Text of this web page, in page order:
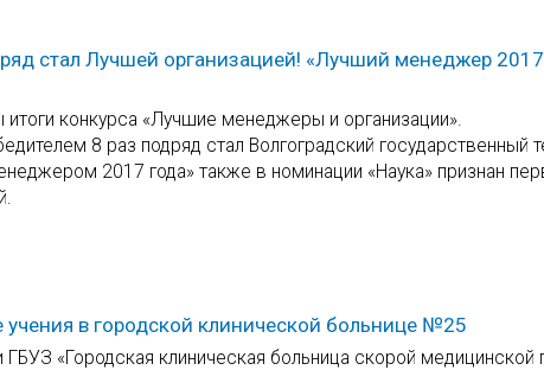
стал Лучшей организацией! «Лучший менеджер
конкурса «Лучшие менеджеры и организации».
8 раз подряд стал Волгоградский государственный
2017 года» также в номинации «Наука» признан
учения в городской клинической больнице №25
ГБУЗ «Городская клиническая больница скорой